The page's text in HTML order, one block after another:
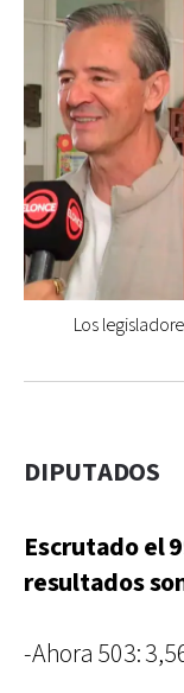
Los
DIPUTADOS
Escrutado el
resultados
-Ahora 503: